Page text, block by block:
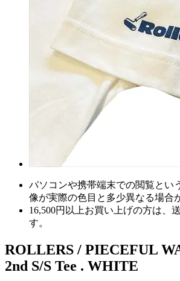
パソコンや携帯端末での閲覧とい
像が実際の色目と多少異なる場合
16,500円以上お買い上げの方は、
す。
ROLLERS / PIECEFUL
2nd S/S Tee . WHITE